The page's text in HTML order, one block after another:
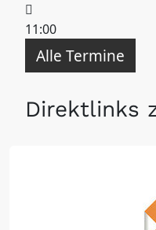
11:00
Alle Termine
Direktlinks